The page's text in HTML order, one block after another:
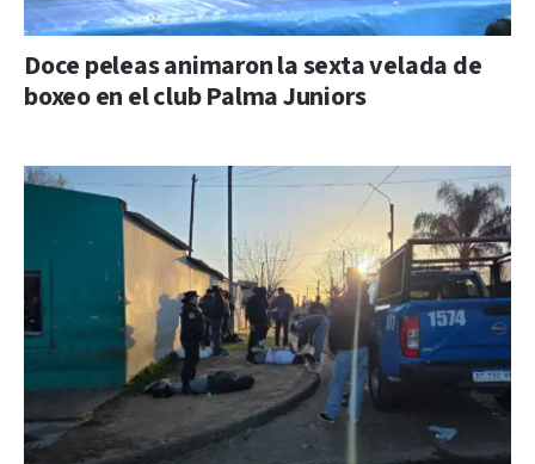
Doce peleas animaron la sexta velada de
boxeo en el club Palma Juniors